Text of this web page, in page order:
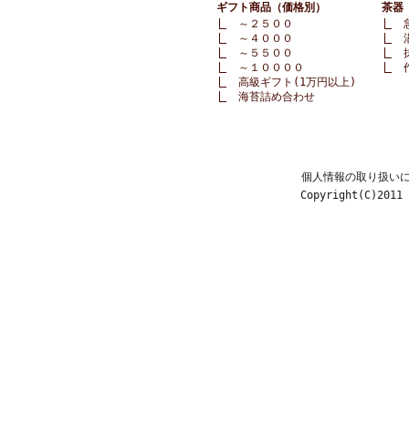
ギフト商品（価格別）
～２５００
～４０００
～５５００
～１００００
高級ギフト(1万円以上)
海苔詰め合わせ
茶器
個人情報の取り扱い